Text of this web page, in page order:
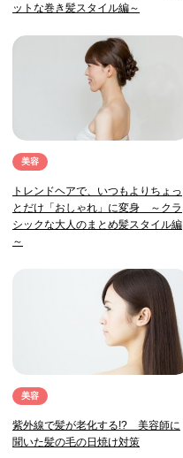
ットな巻き髪スタイル編～
美容
トレンドヘアで、いつもよりちょっ
とだけ「おしゃれ」に変身 ～クラ
シックな大人のまとめ髪スタイル編
～
美容
紫外線で髪が老化する!? 美容師に
聞いた髪の毛の日焼け対策